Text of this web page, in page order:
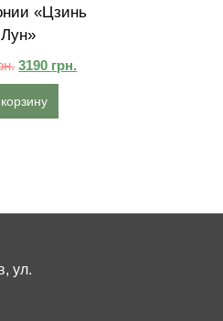
«Цзинь
Лун»
3190 грн.
ул.